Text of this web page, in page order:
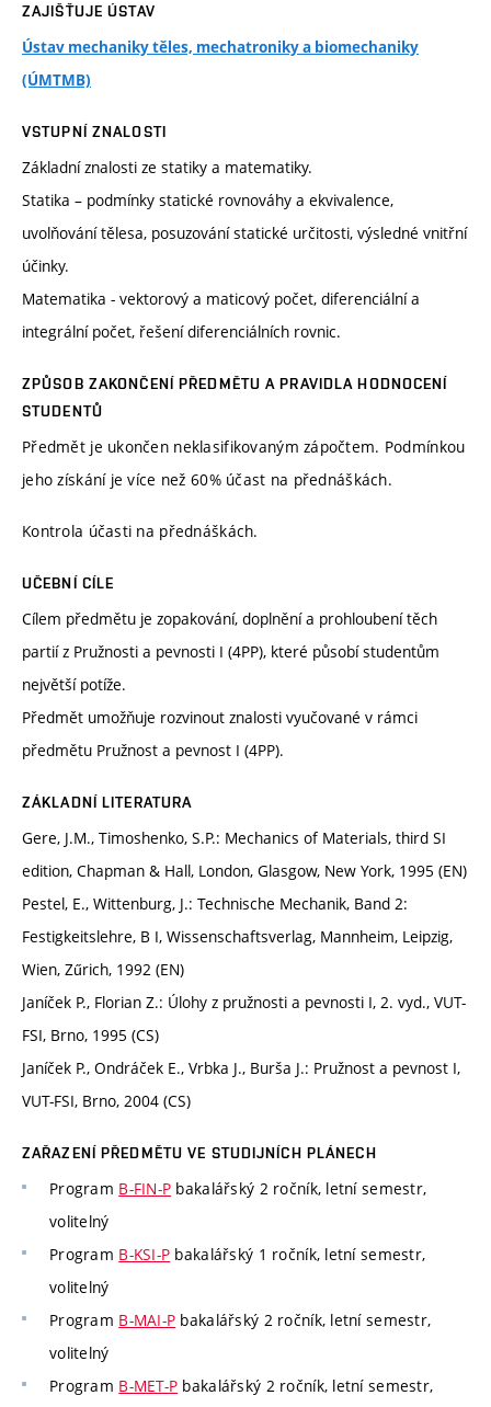
ZAJIŠŤUJE ÚSTAV
Ústav mechaniky těles, mechatroniky a biomechaniky
(ÚMTMB)
VSTUPNÍ ZNALOSTI
Základní znalosti ze statiky a matematiky.
Statika – podmínky statické rovnováhy a ekvivalence,
uvolňování tělesa, posuzování statické určitosti, výsledné vnitřní
účinky.
Matematika - vektorový a maticový počet, diferenciální a
integrální počet, řešení diferenciálních rovnic.
ZPŮSOB ZAKONČENÍ PŘEDMĚTU A PRAVIDLA HODNOCENÍ
STUDENTŮ
Předmět je ukončen neklasifikovaným zápočtem. Podmínkou
jeho získání je více než 60% účast na přednáškách.
Kontrola účasti na přednáškách.
UČEBNÍ CÍLE
Cílem předmětu je zopakování, doplnění a prohloubení těch
partií z Pružnosti a pevnosti I (4PP), které působí studentům
největší potíže.
Předmět umožňuje rozvinout znalosti vyučované v rámci
předmětu Pružnost a pevnost I (4PP).
ZÁKLADNÍ LITERATURA
Gere, J.M., Timoshenko, S.P.: Mechanics of Materials, third SI
edition, Chapman & Hall, London, Glasgow, New York, 1995 (EN)
Pestel, E., Wittenburg, J.: Technische Mechanik, Band 2:
Festigkeitslehre, B I, Wissenschaftsverlag, Mannheim, Leipzig,
Wien, Zűrich, 1992 (EN)
Janíček P., Florian Z.: Úlohy z pružnosti a pevnosti I, 2. vyd., VUT-
FSI, Brno, 1995 (CS)
Janíček P., Ondráček E., Vrbka J., Burša J.: Pružnost a pevnost I,
VUT-FSI, Brno, 2004 (CS)
ZAŘAZENÍ PŘEDMĚTU VE STUDIJNÍCH PLÁNECH
Program B-FIN-P bakalářský 2 ročník, letní semestr,
volitelný
Program B-KSI-P bakalářský 1 ročník, letní semestr,
volitelný
Program B-MAI-P bakalářský 2 ročník, letní semestr,
volitelný
Program B-MET-P bakalářský 2 ročník, letní semestr,